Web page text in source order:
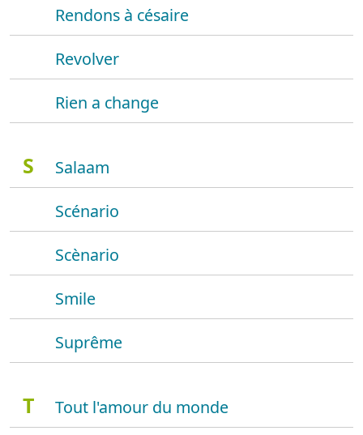
Rendons à césaire
Revolver
Rien a change
S
Salaam
Scénario
Scènario
Smile
Suprême
T Tout l'amour du monde